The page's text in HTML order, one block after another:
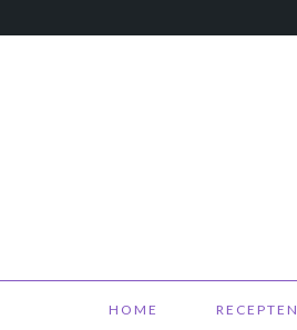
HOME RECEPTEN